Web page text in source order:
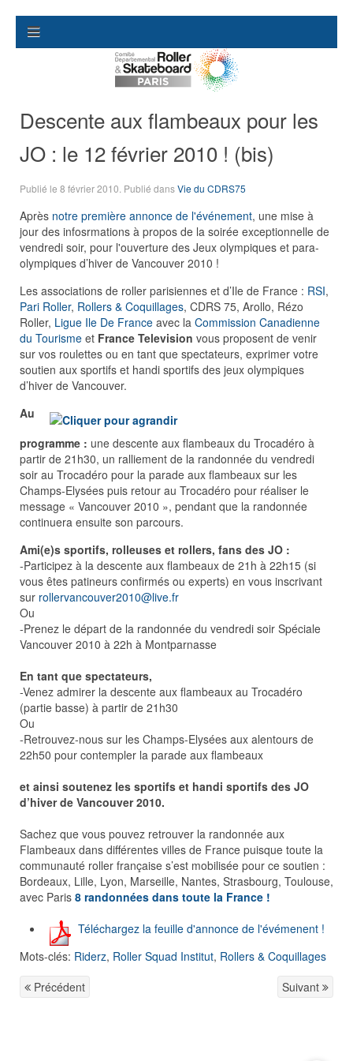
Descente aux flambeaux pour les
JO : le 12 février 2010 ! (bis)
Publié le 8 février 2010 . Publié dansVie du CDRS75
Après notre première annonce de l'événement, une mise à
jour des infosrmations à propos de la soirée exceptionnelle de
vendredi soir, pour l'ouverture des Jeux olympiques et para-
olympiques d’hiver de Vancouver 2010 !
Les associations de roller parisiennes et d’Ile de France : RSI,
Pari Roller, Rollers & Coquillages, CDRS 75, Arollo, Rézo
Roller, Ligue Ile De France avec la Commission Canadienne
du Tourisme et France Television vous proposent de venir
sur vos roulettes ou en tant que spectateurs, exprimer votre
soutien aux sportifs et handi sportifs des jeux olympiques
d’hiver de Vancouver.
Au
programme : une descente aux flambeaux du Trocadéro à
partir de 21h30, un ralliement de la randonnée du vendredi
soir au Trocadéro pour la parade aux flambeaux sur les
Champs-Elysées puis retour au Trocadéro pour réaliser le
message « Vancouver 2010 », pendant que la randonnée
continuera ensuite son parcours.
Ami(e)s sportifs, rolleuses et rollers, fans des JO :
-Participez à la descente aux flambeaux de 21h à 22h15 (si
vous êtes patineurs confirmés ou experts) en vous inscrivant
sur rollervancouver2010@live.fr
Ou
-Prenez le départ de la randonnée du vendredi soir Spéciale
Vancouver 2010 à 22h à Montparnasse
En tant que spectateurs,
-Venez admirer la descente aux flambeaux au Trocadéro
(partie basse) à partir de 21h30
Ou
-Retrouvez-nous sur les Champs-Elysées aux alentours de
22h50 pour contempler la parade aux flambeaux
et ainsi soutenez les sportifs et handi sportifs des JO
d’hiver de Vancouver 2010.
Sachez que vous pouvez retrouver la randonnée aux
Flambeaux dans différentes villes de France puisque toute la
communauté roller française s’est mobilisée pour ce soutien :
Bordeaux, Lille, Lyon, Marseille, Nantes, Strasbourg, Toulouse,
avec Paris 8 randonnées dans toute la France !
Téléchargez la feuille d'annonce de l'évémenent !
Mots-clés: Riderz, Roller Squad Institut, Rollers & Coquillages
Précédent
Suivant